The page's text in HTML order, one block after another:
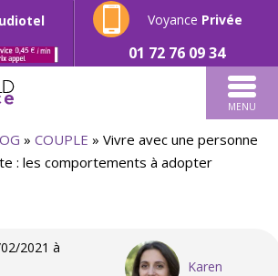
Voyance Privée
01 72 76 09 34
MENU
» COUPLE » Vivre avec une personne
: les comportements à adopter
2021 à
Karen